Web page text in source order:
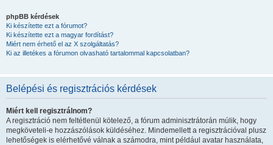
phpBB kérdések
Ki készítette ezt a fórumot?
Ki készítette ezt a magyar fordítást?
Miért nem érhető el az X szolgáltatás?
Ki az illetékes a fórumon olvasható tartalommal kapcsolatban?
Belépési és regisztrációs kérdések
Miért kell regisztrálnom?
A regisztráció nem feltétlenül kötelező, a fórum adminisztrátorán múlik, hogy
megköveteli-e hozzászólások küldéséhez. Mindemellett a regisztrációval plusz
lehetőségek is elérhetővé válnak a számodra, mint például avatar használata,